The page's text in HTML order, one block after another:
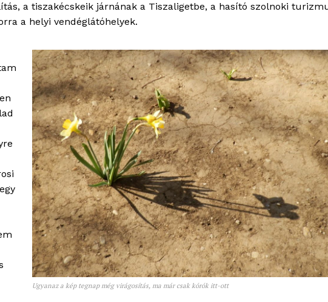
szubjektív
élményportál
Hasznos
bSZ fiók
Előfizetés
Kapcsolat
a tiszakécskeik járnának a Tiszaligetbe, a hasító szolnoki
a helyi vendéglátóhelyek.
Ugyanaz a kép tegnap még virágosítás, ma már csak kórók itt-ott